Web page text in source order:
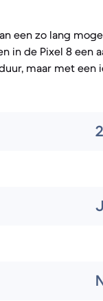
een zo lang
in de Pixel 8 een
maar met